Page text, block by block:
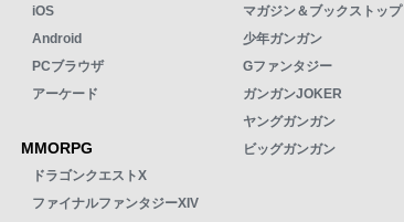
iOS
Android
PCブラウザ
アーケード
MMORPG
ドラゴンクエストX
ファイナルファンタジーXIV
マガジン＆ブックストップ
少年ガンガン
Gファンタジー
ガンガンJOKER
ヤングガンガン
ビッグガンガン